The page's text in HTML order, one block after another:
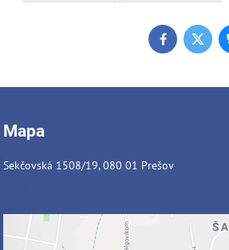
Facebook
Mapa
Sekčovská 1508/19, 080 01 Prešov